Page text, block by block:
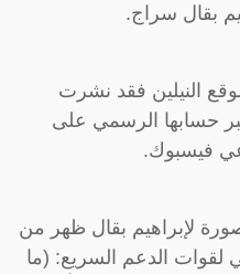
بقال سراج.
النيلين فقد نشرت
عبر حسابها الرسمي على
فيسبوك.
لإبراهيم بقال ظهر من
لقوات الدعم السريع: (ما